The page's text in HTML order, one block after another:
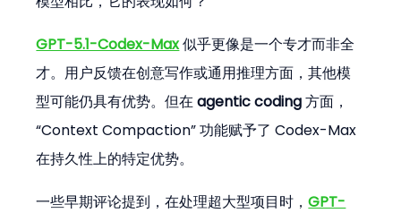
GPT-5.1-Codex-Max 似乎更像是一个专才而非全
才。用户反馈在创意写作或通用推理方面，其他模
型可能仍具有优势。但在 agentic coding 方面，
“Context Compaction” 功能赋予了 Codex-Max
在持久性上的特定优势。
一些早期评论提到，在处理超大型项目时，GPT-